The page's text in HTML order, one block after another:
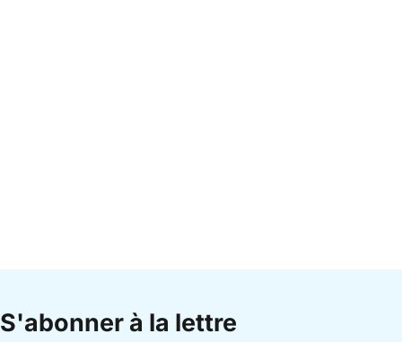
S'abonner à la lettre